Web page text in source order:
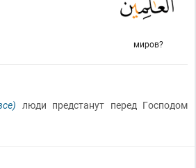
миров?
люди предстанут перед Господом